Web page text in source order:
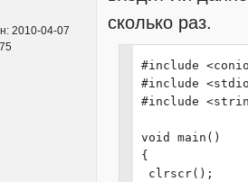
2010-04-07
сколько раз.
#include
#include
#include
void main()
{
clrscr();